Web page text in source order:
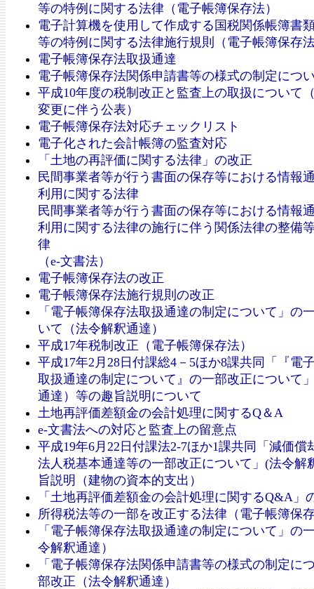
等の特例に関する法律（電子帳簿保存法）
電子計算機を使用して作成する国税関係帳簿書
等の特例に関する法律施行規則（電子帳簿保存
電子帳簿保存法取扱通達
電子帳簿保存法関係申請書等の様式の制定につ
平成10年度の税制改正と監査上の取扱について
変更に伴う公表）
電子帳簿保存法対応チェックリスト
電子化された会計帳簿の監査対応
「土地の再評価に関する法律」の改正
民間事業者等が行う書面の保存等における情報
利用に関する法律
民間事業者等が行う書面の保存等における情報
利用に関する法律の施行に伴う関係法律の整備
律
（e-文書法）
電子帳簿保存法の改正
電子帳簿保存法施行規則の改正
「電子帳簿保存法取扱通達の制定について」の
いて（法令解釈通達）
平成17年税制改正（電子帳簿保存法）
平成17年2月28日付課総4－5ほか8課共同「『電
取扱通達の制定について』の一部改正について
通達）等の趣旨説明について
土地再評価差額金の会計処理に関するQ＆A
e-文書法への対応と監査上の留意点
平成19年6月22日付課法2-7ほか1課共同「減価償
法人税基本通達等の一部改正について」(法令解
旨説明（建物の資本的支出）
「土地再評価差額金の会計処理に関するQ&A」
所得税法等の一部を改正する法律（電子帳簿保
「電子帳簿保存法取扱通達の制定について」の
令解釈通達）
「電子帳簿保存法関係申請書等の様式の制定に
部改正（法令解釈通達）